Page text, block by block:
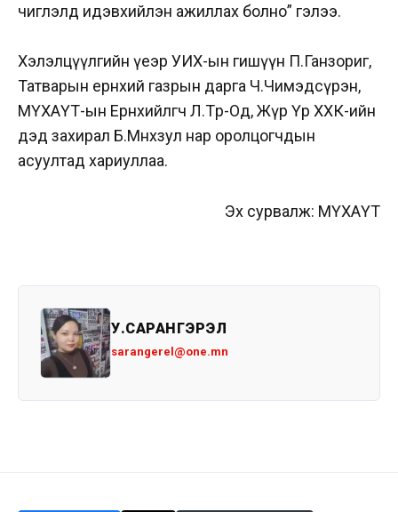
чиглэлд идэвхийлэн ажиллах болно” гэлээ.
Хэлэлцүүлгийн үеэр УИХ-ын гишүүн П.Ганзориг,
Татварын ерөнхий газрын дарга Ч.Чимэдсүрэн,
МҮХАҮТ-ын Ерөнхийлөгч Л.Төр-Од, Жүр Үр ХХК-ийн
дэд захирал Б.Мөнхзул нар оролцогчдын
асуултад хариуллаа.
Эх сурвалж: МҮХАҮТ
У.САРАНГЭРЭЛ
sarangerel@one.mn